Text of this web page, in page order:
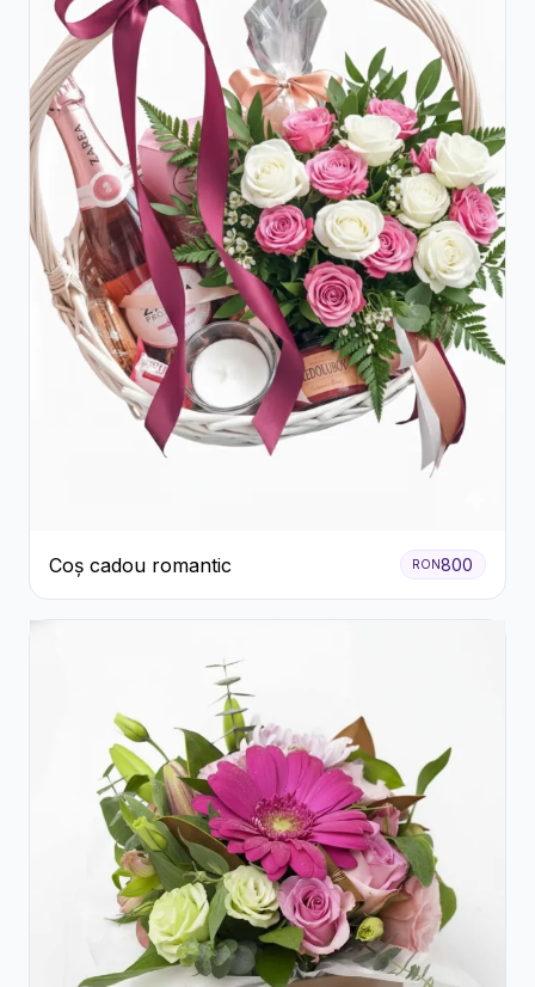
Coș cadou romantic RON800